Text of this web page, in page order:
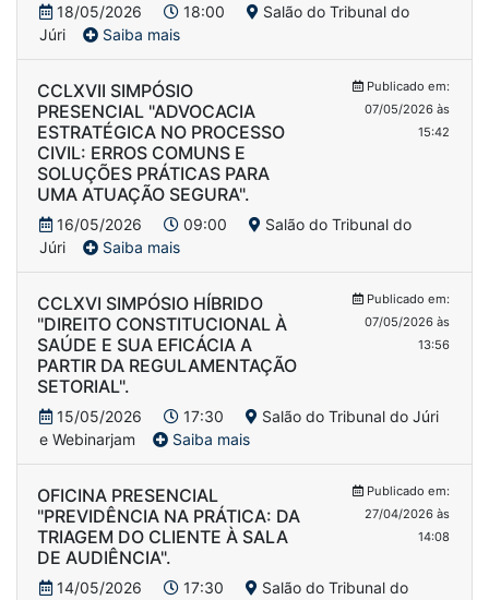
18/05/2026 18:00
Salão do Tribunal do
Júri
Saiba mais
CCLXVII SIMPÓSIO
PRESENCIAL "ADVOCACIA
ESTRATÉGICA NO PROCESSO
CIVIL: ERROS COMUNS E
SOLUÇÕES PRÁTICAS PARA
UMA ATUAÇÃO SEGURA".
Publicado em:
07/05/2026 às
15:42
16/05/2026 09:00
Salão do Tribunal do
Júri
Saiba mais
CCLXVI SIMPÓSIO HÍBRIDO
"DIREITO CONSTITUCIONAL À
SAÚDE E SUA EFICÁCIA A
PARTIR DA REGULAMENTAÇÃO
SETORIAL".
Publicado em:
07/05/2026 às
13:56
15/05/2026 17:30
Salão do Tribunal do Júri
e Webinarjam
Saiba mais
OFICINA PRESENCIAL
"PREVIDÊNCIA NA PRÁTICA: DA
TRIAGEM DO CLIENTE À SALA
DE AUDIÊNCIA".
Publicado em:
27/04/2026 às
14:08
14/05/2026 17:30
Salão do Tribunal do